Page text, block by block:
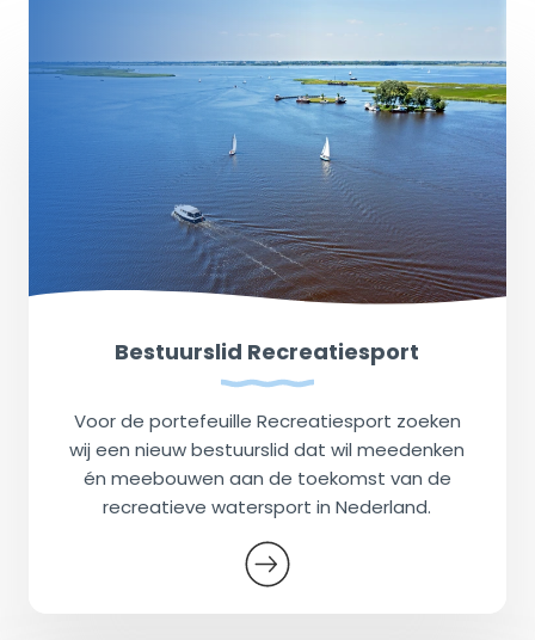
Bestuurslid Recreatiesport
Voor de portefeuille Recreatiesport zoeken
wij een nieuw bestuurslid dat wil meedenken
én meebouwen aan de toekomst van de
recreatieve watersport in Nederland.